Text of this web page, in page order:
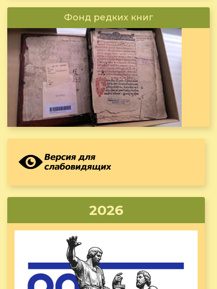
Фонд редких книг
2026